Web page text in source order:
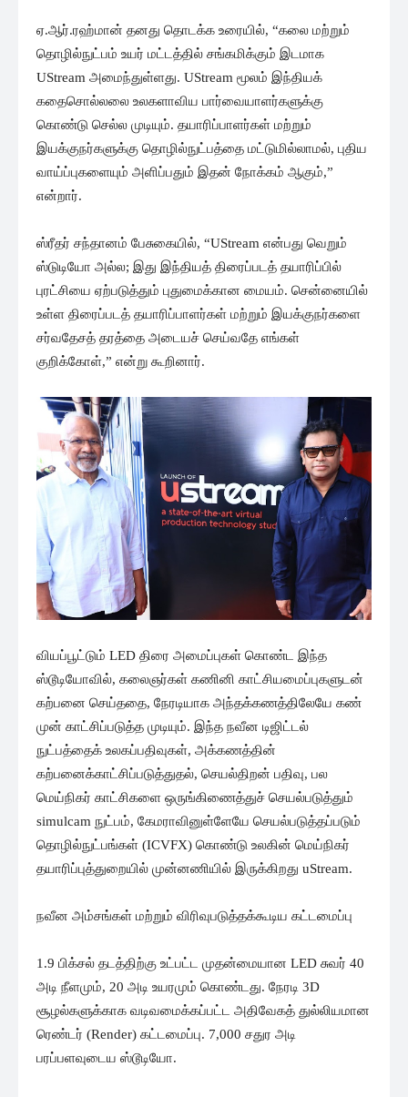
ஏ.ஆர்.ரஹ்மான் தனது தொடக்க உரையில், “கலை மற்றும்
தொழில்நுட்பம் உயர் மட்டத்தில் சங்கமிக்கும் இடமாக
UStream அமைந்துள்ளது. UStream மூலம் இந்தியக்
கதைசொல்லலை உலகளாவிய பார்வையாளர்களுக்கு
கொண்டு செல்ல முடியும். தயாரிப்பாளர்கள் மற்றும்
இயக்குநர்களுக்கு தொழில்நுட்பத்தை மட்டுமில்லாமல், புதிய
வாய்ப்புகளையும் அளிப்பதும் இதன் நோக்கம் ஆகும்,”
என்றார்.
ஸ்ரீதர் சந்தானம் பேசுகையில், “UStream என்பது வெறும்
ஸ்டுடியோ அல்ல; இது இந்தியத் திரைப்படத் தயாரிப்பில்
புரட்சியை ஏற்படுத்தும் புதுமைக்கான மையம். சென்னையில்
உள்ள திரைப்படத் தயாரிப்பாளர்கள் மற்றும் இயக்குநர்களை
சர்வதேசத் தரத்தை அடையச் செய்வதே எங்கள்
குறிக்கோள்,” என்று கூறினார்.
வியப்பூட்டும் LED திரை அமைப்புகள் கொண்ட இந்த
ஸ்டூடியோவில், கலைஞர்கள் கணினி காட்சியமைப்புகளுடன்
கற்பனை செய்ததை, நேரடியாக அந்தக்கணத்திலேயே கண்
முன் காட்சிப்படுத்த முடியும். இந்த நவீன டிஜிட்டல்
நுட்பத்தைக் உலகப்பதிவுகள், அக்கணத்தின்
கற்பனைக்காட்சிப்படுத்துதல், செயல்திறன் பதிவு, பல
மெய்நிகர் காட்சிகளை ஒருங்கிணைத்துச் செயல்படுத்தும்
simulcam நுட்பம், கேமராவினுள்ளேயே செயல்படுத்தப்படும்
தொழில்நுட்பங்கள் (ICVFX) கொண்டு உலகின் மெய்நிகர்
தயாரிப்புத்துறையில் முன்னணியில் இருக்கிறது uStream.
நவீன அம்சங்கள் மற்றும் விரிவுபடுத்தக்கூடிய கட்டமைப்பு
1.9 பிக்சல் தடத்திற்கு உட்பட்ட முதன்மையான LED சுவர் 40
அடி நீளமும், 20 அடி உயரமும் கொண்டது. நேரடி 3D
சூழல்களுக்காக வடிவமைக்கப்பட்ட அதிவேகத் துல்லியமான
ரெண்டர் (Render) கட்டமைப்பு. 7,000 சதுர அடி
பரப்பளவுடைய ஸ்டூடியோ.